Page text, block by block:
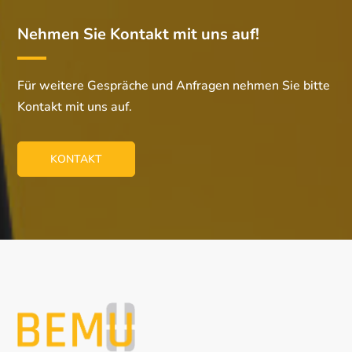
Nehmen Sie Kontakt mit uns auf!
Für weitere Gespräche und Anfragen nehmen Sie bitte
Kontakt mit uns auf.
KONTAKT